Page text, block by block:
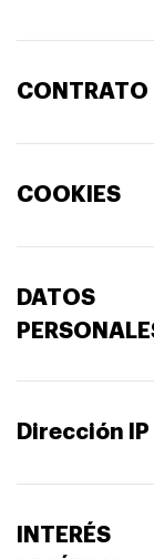
CONTRATO
COOKIES
DATOS
Dirección IP
INTERÉS